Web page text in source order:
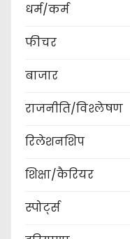
g
a
t
i
धर्म/कर्म
फीचर
बाजार
राजनीति/विश्लेषण
रिलेशनशिप
शिक्षा/कैरियर
स्पोर्ट्स